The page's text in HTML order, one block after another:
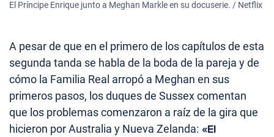
El Príncipe Enrique junto a Meghan Markle en su docuserie. / Netflix
A pesar de que en el primero de los capítulos de esta
segunda tanda se habla de la boda de la pareja y de
cómo la Familia Real arropó a Meghan en sus
primeros pasos, los duques de Sussex comentan
que los problemas comenzaron a raíz de la gira que
hicieron por Australia y Nueva Zelanda: «El